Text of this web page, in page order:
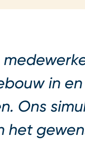
in
Ons
het